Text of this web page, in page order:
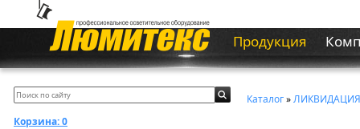
Продукция
Корзина:0
Каталог»ЛИКВИДАЦИЯ